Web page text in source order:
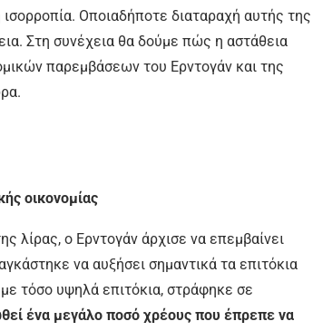
Οποιαδήποτε διαταραχή αυτής της
Στη συνέχεια θα δούμε πώς η αστάθεια
παρεμβάσεων του Ερντογάν και της
οικονομίας
λίρας, ο Ερντογάν άρχισε να επεμβαίνει
να αυξήσει σημαντικά τα επιτόκια
τόσο υψηλά επιτόκια, στράφηκε σε
ένα μεγάλο ποσό χρέους που έπρεπε να